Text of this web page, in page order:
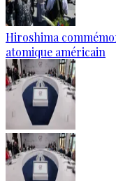
Hiroshima
atomique américain